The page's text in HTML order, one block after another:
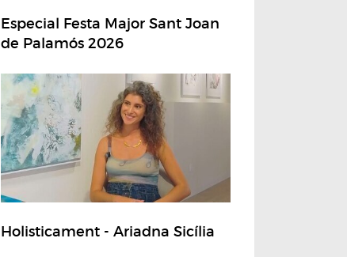
Especial Festa Major Sant Joan
de Palamós 2026
Holisticament - Ariadna Sicília